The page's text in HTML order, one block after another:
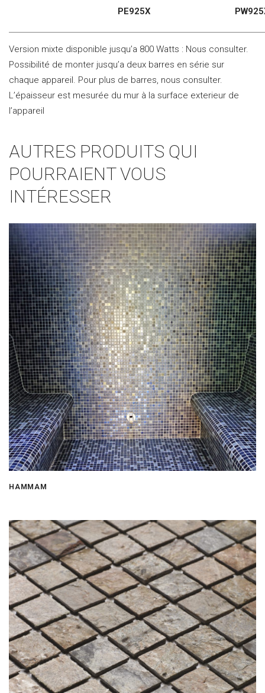
PE925X
Version mixte disponible jusqu’a 800 Watts : Nous consulter.
Possibilité de monter jusqu’a deux barres en série sur
chaque appareil. Pour plus de barres, nous consulter.
L’épaisseur est mesurée du mur à la surface exterieur de
l’appareil
AUTRES PRODUITS QUI
POURRAIENT VOUS
INTÉRESSER
HAMMAM